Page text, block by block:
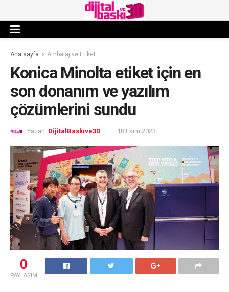
Ana sayfa Ambalaj ve Etiket
Konica Minolta etiket için en
son donanım ve yazılım
çözümlerini sundu
Yazan: DijitalBaskıve3D 18 Ekim 2023
0
PAYLAŞIM